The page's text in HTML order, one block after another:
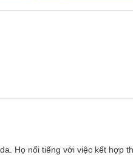
Họ nổi tiếng với việc kết hợp